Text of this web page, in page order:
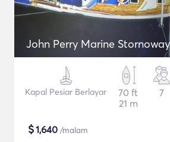
John Perry Marine
Kapal Pesiar Berlayar
70 ft
21 m
7
$1,640 /malam